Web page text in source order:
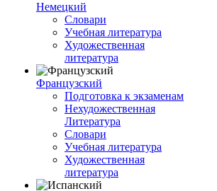
Немецкий
Словари
Учебная литература
Художественная
литература
Французский
Подготовка к экзаменам
Нехудожественная
Литература
Словари
Учебная литература
Художественная
литература